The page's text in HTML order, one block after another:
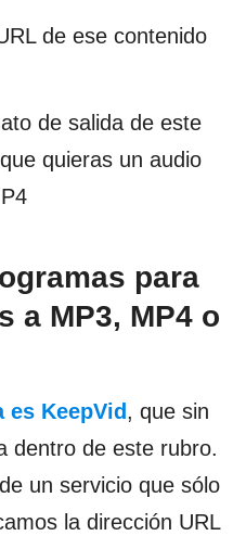
de ese contenido
de salida de este
quieras un audio
para
a MP3, MP4 o
es KeepVid, que sin
dentro de este rubro.
un servicio que sólo
la dirección URL